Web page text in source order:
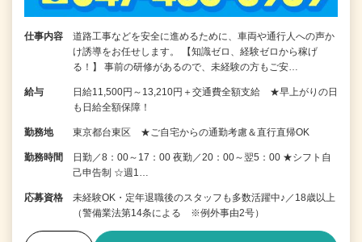
仕事内容
道路工事などを安全に進めるために、車両や通行人への声か
け誘導をお任せします。 【知識ゼロ、経験ゼロから稼げ
る！】 事前の研修があるので、未経験の方もご安…
給与
日給11,500円～13,210円＋交通費全額支給 ★早上がりの日
も日給全額保障！
勤務地 東京都台東区 ★ご自宅からの通勤考慮＆直行直帰OK
勤務時間
日勤／8：00～17：00 夜勤／20：00～翌5：00 ★シフト自
己申告制 ☆週1…
応募資格
未経験OK・定年退職後のスタッフも多数活躍中♪／18歳以上
（警備業法第14条による ※例外事由2号）